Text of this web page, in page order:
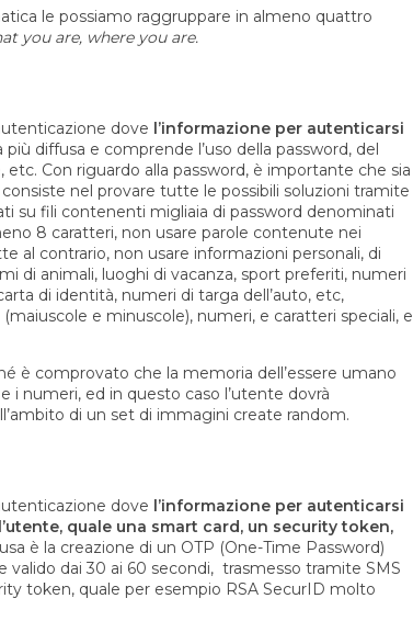
le possiamo raggruppare in almeno quattro
you are, where you are.
dove l’informazione per autenticarsi
più diffusa e comprende l’uso della password, del
etc. Con riguardo alla password, è importante che sia
nel provare tutte le possibili soluzioni tramite
su fili contenenti migliaia di password denominati
8 caratteri, non usare parole contenute nei
al contrario, non usare informazioni personali, di
di animali, luoghi di vacanza, sport preferiti, numeri
di identità, numeri di targa dell’auto, etc,
e minuscole), numeri, e caratteri speciali, e
è comprovato che la memoria dell’essere umano
i numeri, ed in questo caso l’utente dovrà
di un set di immagini create random.
dove l’informazione per autenticarsi
quale una smart card, un security token,
è la creazione di un OTP (One-Time Password)
dai 30 ai 60 secondi, trasmesso tramite SMS
token, quale per esempio RSA SecurID molto